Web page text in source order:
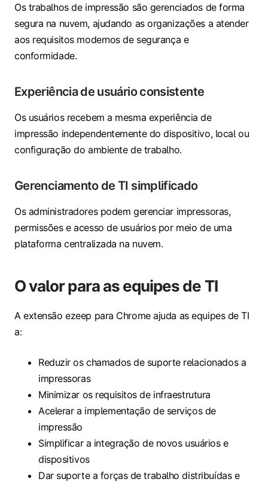
Os trabalhos de impressão são gerenciados de forma
segura na nuvem, ajudando as organizações a atender
aos requisitos modernos de segurança e
conformidade.
Experiência de usuário consistente
Os usuários recebem a mesma experiência de
impressão independentemente do dispositivo, local ou
configuração do ambiente de trabalho.
Gerenciamento de TI simplificado
Os administradores podem gerenciar impressoras,
permissões e acesso de usuários por meio de uma
plataforma centralizada na nuvem.
O valor para as equipes de TI
A extensão ezeep para Chrome ajuda as equipes de TI
a:
Reduzir os chamados de suporte relacionados a
impressoras
Minimizar os requisitos de infraestrutura
Acelerar a implementação de serviços de
impressão
Simplificar a integração de novos usuários e
dispositivos
Dar suporte a forças de trabalho distribuídas e